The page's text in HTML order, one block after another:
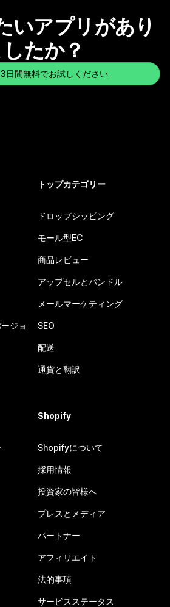
いアプリがあり
したか？
日間無料でお試しください
ジョ
トップカテゴリー
ドロップシッピング
モール型EC
商品レビュー
アップセルとバンドル
メールマーケティング
SEO
配送
通貨と翻訳
Shopify
Shopifyについて
採用情報
投資家の皆様へ
プレスとメディア
パートナー
アフィリエイト
法的事項
サービスステータス